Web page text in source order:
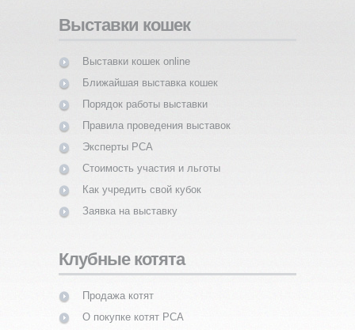
Выставки кошек
Выставки кошек online
Ближайшая выставка кошек
Порядок работы выставки
Правила проведения выставок
Эксперты PCA
Стоимость участия и льготы
Как учредить свой кубок
Заявка на выставку
Клубные котята
Продажа котят
О покупке котят PCA